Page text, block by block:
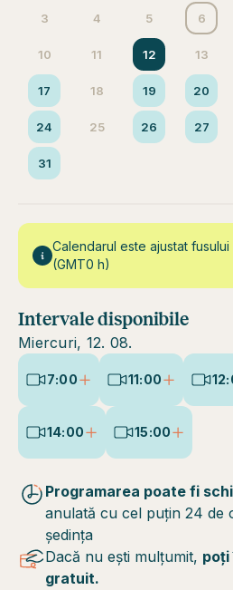
3 4 5 6
10 11 12 13
17 18 19 20
24 25 26 27
31
Calendarul este ajustat
(GMT0 h)
Intervale disponibile
Miercuri, 12. 08.
7:00 11:00
14:00 15:00
Programarea poate fi
anulată cu cel puțin 24 de
ședința
Dacă nu ești mulțumit,
gratuit.